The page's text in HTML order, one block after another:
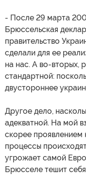
- После 29 марта
Брюссельская
правительство
сделали для ее
на нас. А во-вторых,
стандартной:
двустороннее
Другое дело,
адекватной. На мой
скорее проявлением
процессы
угрожает самой
Брюсселе тешит